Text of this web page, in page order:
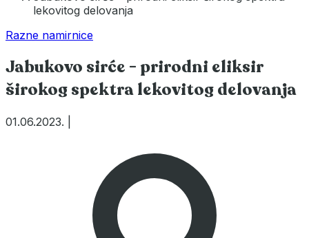
lekovitog delovanja
Razne namirnice
Jabukovo sirće - prirodni eliksir
širokog spektra lekovitog delovanja
01.06.2023.